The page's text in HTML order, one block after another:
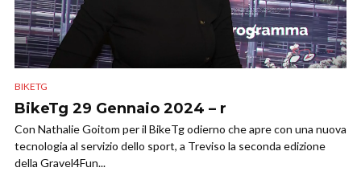
BIKETG
BikeTg 29 Gennaio 2024 – r
Con Nathalie Goitom per il BikeTg odierno che apre con una nuova
tecnologia al servizio dello sport, a Treviso la seconda edizione
della Gravel4Fun...